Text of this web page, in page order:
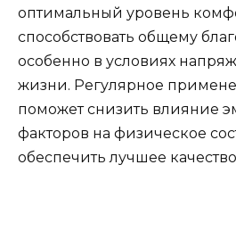
оптимальный уровень
способствовать общему
особенно в условиях
жизни. Регулярное
поможет снизить влияние
факторов на физическое
обеспечить лучшее